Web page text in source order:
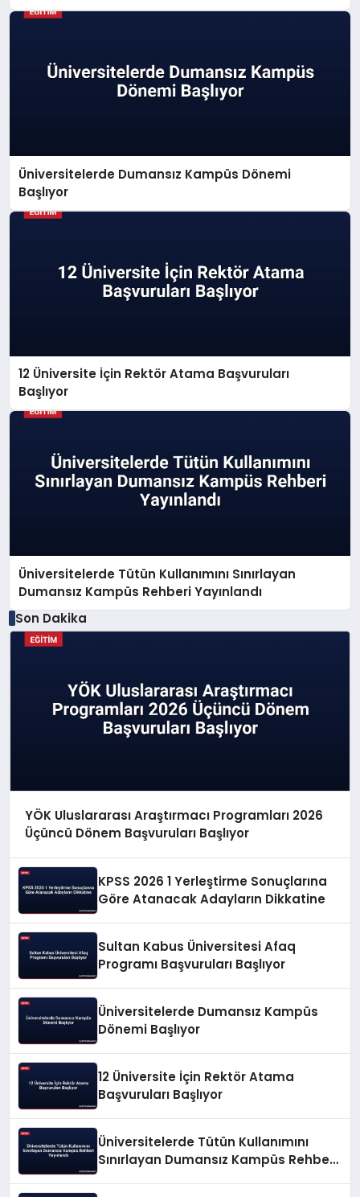
Üniversitelerde Dumansız Kampüs Dönemi
Başlıyor
12 Üniversite İçin Rektör Atama Başvuruları
Başlıyor
Üniversitelerde Tütün Kullanımını Sınırlayan
Dumansız Kampüs Rehberi Yayınlandı
Son Dakika
YÖK Uluslararası Araştırmacı Programları 2026
Üçüncü Dönem Başvuruları Başlıyor
KPSS 2026 1 Yerleştirme Sonuçlarına
Göre Atanacak Adayların Dikkatine
Sultan Kabus Üniversitesi Afaq
Programı Başvuruları Başlıyor
Üniversitelerde Dumansız Kampüs
Dönemi Başlıyor
12 Üniversite İçin Rektör Atama
Başvuruları Başlıyor
Üniversitelerde Tütün Kullanımını
Sınırlayan Dumansız Kampüs Rehberi